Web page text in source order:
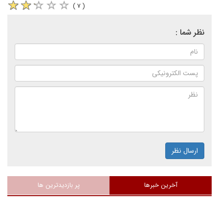
( ۷ )
نظر شما :
ارسال نظر
آخرین خبرها پر بازدیدترین ها